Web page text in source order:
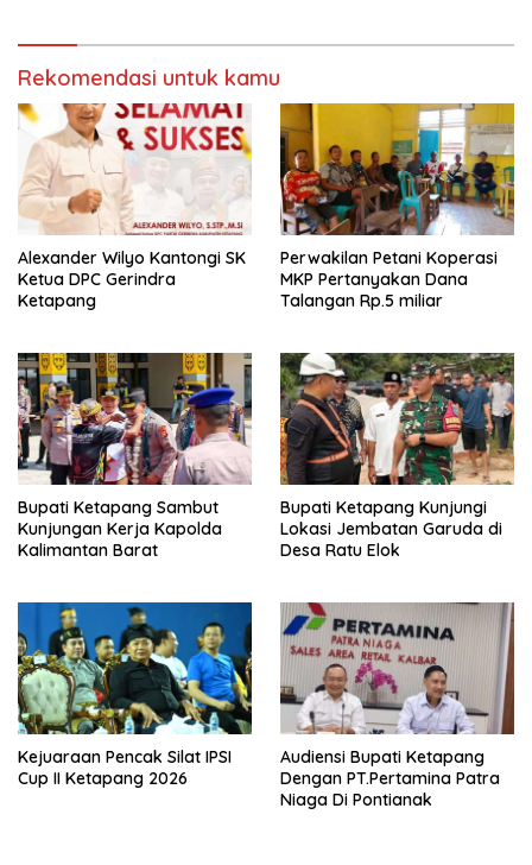
Rekomendasi untuk kamu
Alexander Wilyo Kantongi SK
Ketua DPC Gerindra
Ketapang
Perwakilan Petani Koperasi
MKP Pertanyakan Dana
Talangan Rp.5 miliar
Bupati Ketapang Sambut
Kunjungan Kerja Kapolda
Kalimantan Barat
Bupati Ketapang Kunjungi
Lokasi Jembatan Garuda di
Desa Ratu Elok
Kejuaraan Pencak Silat IPSI
Cup II Ketapang 2026
Audiensi Bupati Ketapang
Dengan PT.Pertamina Patra
Niaga Di Pontianak